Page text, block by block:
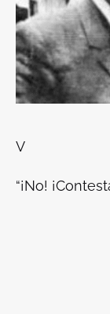
V
“¡No!